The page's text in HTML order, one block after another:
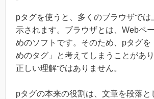
pタグを使うと、多くのブラウザでは
示されます。ブラウザとは、Webペ
めのソフトです。そのため、pタグを
めのタグ」と考えてしまうことがあ
正しい理解ではありません。
pタグの本来の役割は、文章を段落と